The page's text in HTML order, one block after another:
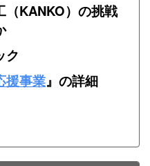
（KANKO）の挑戦
援事業』の詳細